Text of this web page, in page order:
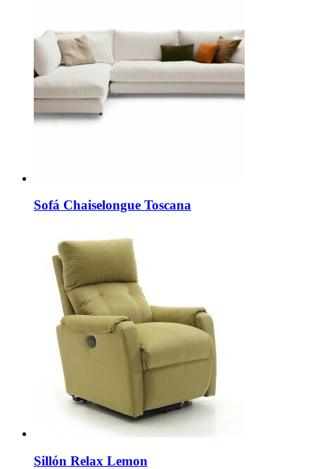
Sofá Chaiselongue Toscana
Sillón Relax Lemon